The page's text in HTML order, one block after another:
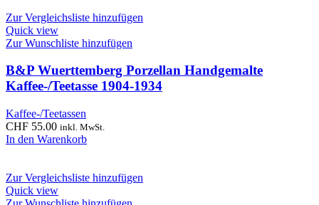
Zur Vergleichsliste hinzufügen
Quick view
Zur Wunschliste hinzufügen
B&P Wuerttemberg Porzellan Handgemalte
Kaffee-/Teetasse 1904-1934
Kaffee-/Teetassen
CHF 55.00 inkl. MwSt.
In den Warenkorb
Zur Vergleichsliste hinzufügen
Quick view